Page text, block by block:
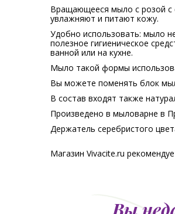
Вращающееся мыло с розой с
увлажняют и питают кожу.
Удобно использовать: мыло
полезное гигиеническое
ванной или на кухне.
Мыло такой формы
Вы можете поменять блок
В состав входят также
Произведено в мыловарне в
Держатель серебристого
Магазин Vivacite.ru
Вы